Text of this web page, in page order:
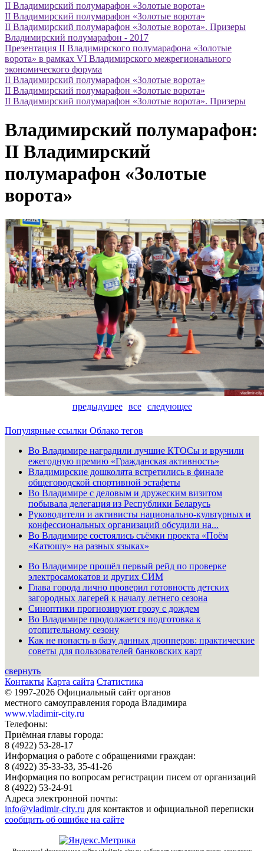
II Владимирский полумарафон «Золотые ворота»
II Владимирский полумарафон «Золотые ворота»
II Владимирский полумарафон «Золотые ворота». Призеры
Владимирский полумарафон - 2017
Презентация II Владимирского полумарафона «Золотые
ворота» в рамках VI Владимирского межрегионального
экономического форума
II Владимирский полумарафон «Золотые ворота»
II Владимирский полумарафон «Золотые ворота»
II Владимирский полумарафон «Золотые ворота». Призеры
Владимирский полумарафон:
II Владимирский
полумарафон «Золотые
ворота»
предыдущее все следующее
Популярные ссылки Облако тегов
Во Владимире наградили лучшие КТОСы и вручили
ежегодную премию «Гражданская активность»
Владимирские дошколята встретились в финале
общегородской спортивной эстафеты
Во Владимире с деловым и дружеским визитом
побывала делегация из Республики Беларусь
Руководители и активисты национально-культурных и
конфессиональных организаций обсудили на...
Во Владимире состоялись съёмки проекта «Поём
«Катюшу» на разных языках»
Во Владимире прошёл первый рейд по проверке
электросамокатов и других СИМ
Глава города лично проверил готовность детских
загородных лагерей к началу летнего сезона
Синоптики прогнозируют грозу с дождем
Во Владимире продолжается подготовка к
отопительному сезону
Как не попасть в базу данных дропперов: практические
советы для пользователей банковских карт
свернуть
Контакты Карта сайта Статистика
© 1997-2026 Официальный сайт органов
местного самоуправления города Владимира
www.vladimir-city.ru
Телефоны:
Приёмная главы города:
8 (4922) 53-28-17
Информация о работе с обращениями граждан:
8 (4922) 35-33-33, 35-41-26
Информация по вопросам регистрации писем от организаций
8 (4922) 53-24-91
Адреса электронной почты:
info@vladimir-city.ru для контактов и официальной переписки
сообщить об ошибке на сайте